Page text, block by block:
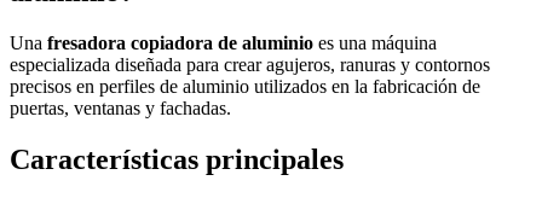
Una fresadora copiadora de aluminio es una máquina
especializada diseñada para crear agujeros, ranuras y contornos
precisos en perfiles de aluminio utilizados en la fabricación de
puertas, ventanas y fachadas.
Características principales